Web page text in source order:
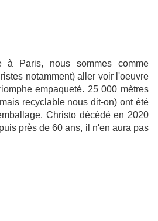
Paris, nous sommes comme
notamment) aller voir l'oeuvre
empaqueté. 25 000 mètres
recyclable nous dit-on) ont été
Christo décédé en 2020
près de 60 ans, il n'en aura pas